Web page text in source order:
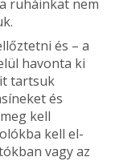
ru­háinkat nem
és – a
havonta ki
tartsuk
és
kell
kell el­
vagy az